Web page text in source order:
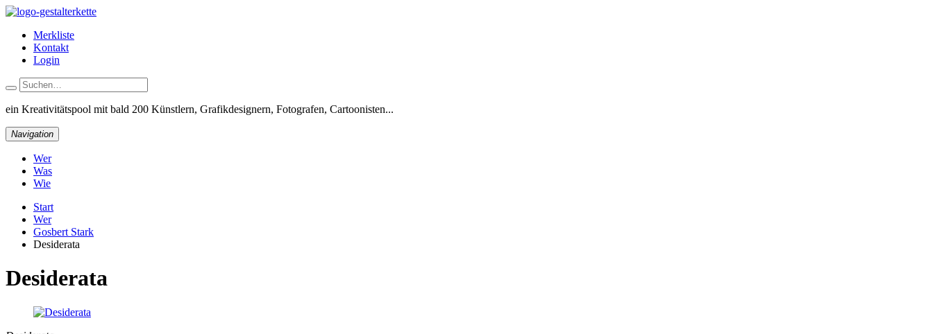
Merkliste
Kontakt
Login
ein Kreativitätspool mit bald 200 Künstlern, Grafikdesignern, Fotografen, Cartoonisten...
Navigation
Wer
Was
Wie
Start
Wer
Gosbert Stark
Desiderata
Desiderata